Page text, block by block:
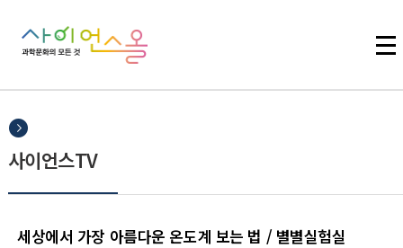
사이언스TV
세상에서 가장 아름다운 온도계 보는 법 / 별별실험실